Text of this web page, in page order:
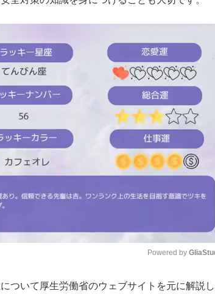
Mute
Powered by
ついて厚生労働省のウェブサイトを元に解説し